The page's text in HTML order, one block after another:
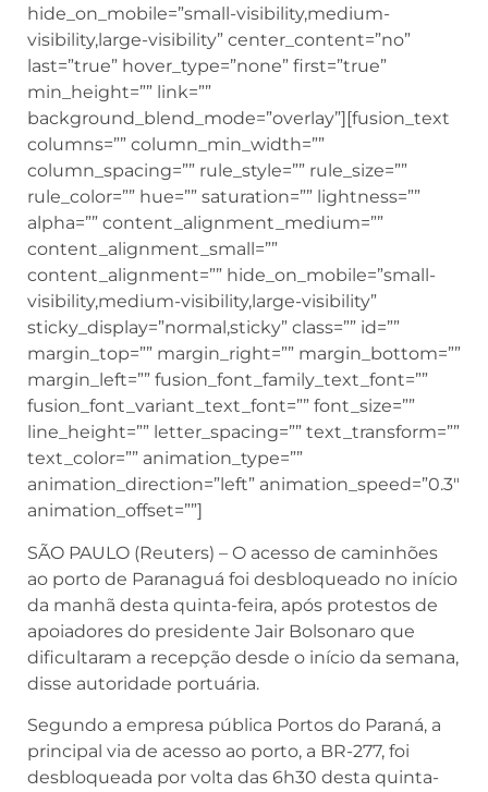
hide_on_mobile=”small-visibility,medium-
visibility,large-visibility” center_content=”no”
last=”true” hover_type=”none” first=”true”
min_height=”” link=””
background_blend_mode=”overlay”][fusion_text
columns=”” column_min_width=””
column_spacing=”” rule_style=”” rule_size=””
rule_color=”” hue=”” saturation=”” lightness=””
alpha=”” content_alignment_medium=””
content_alignment_small=””
content_alignment=”” hide_on_mobile=”small-
visibility,medium-visibility,large-visibility”
sticky_display=”normal,sticky” class=”” id=””
margin_top=”” margin_right=”” margin_bottom=””
margin_left=”” fusion_font_family_text_font=””
fusion_font_variant_text_font=”” font_size=””
line_height=”” letter_spacing=”” text_transform=””
text_color=”” animation_type=””
animation_direction=”left” animation_speed=”0.3″
animation_offset=””]
SÃO PAULO (Reuters) – O acesso de caminhões
ao porto de Paranaguá foi desbloqueado no início
da manhã desta quinta-feira, após protestos de
apoiadores do presidente Jair Bolsonaro que
dificultaram a recepção desde o início da semana,
disse autoridade portuária.
Segundo a empresa pública Portos do Paraná, a
principal via de acesso ao porto, a BR-277, foi
desbloqueada por volta das 6h30 desta quinta-